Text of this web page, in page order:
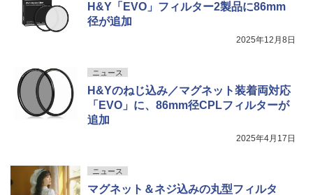
H&Y「EVO」フィルター2製品に86mm
径が追加
2025年12月8日
ニュース
H&Yのねじ込み／マグネット装着両対応
「EVO」に、86mm径CPLフィルターが
追加
2025年4月17日
ニュース
マグネット＆ネジ込みの丸型フィルタ